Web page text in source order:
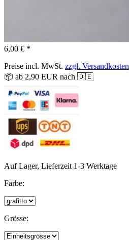
6,00 € *
Preise incl. MwSt. zzgl. Versandkosten
📦 ab 2,90 EUR nach 🇩🇪
Auf Lager, Lieferzeit 1-3 Werktage
Farbe:
Grösse: